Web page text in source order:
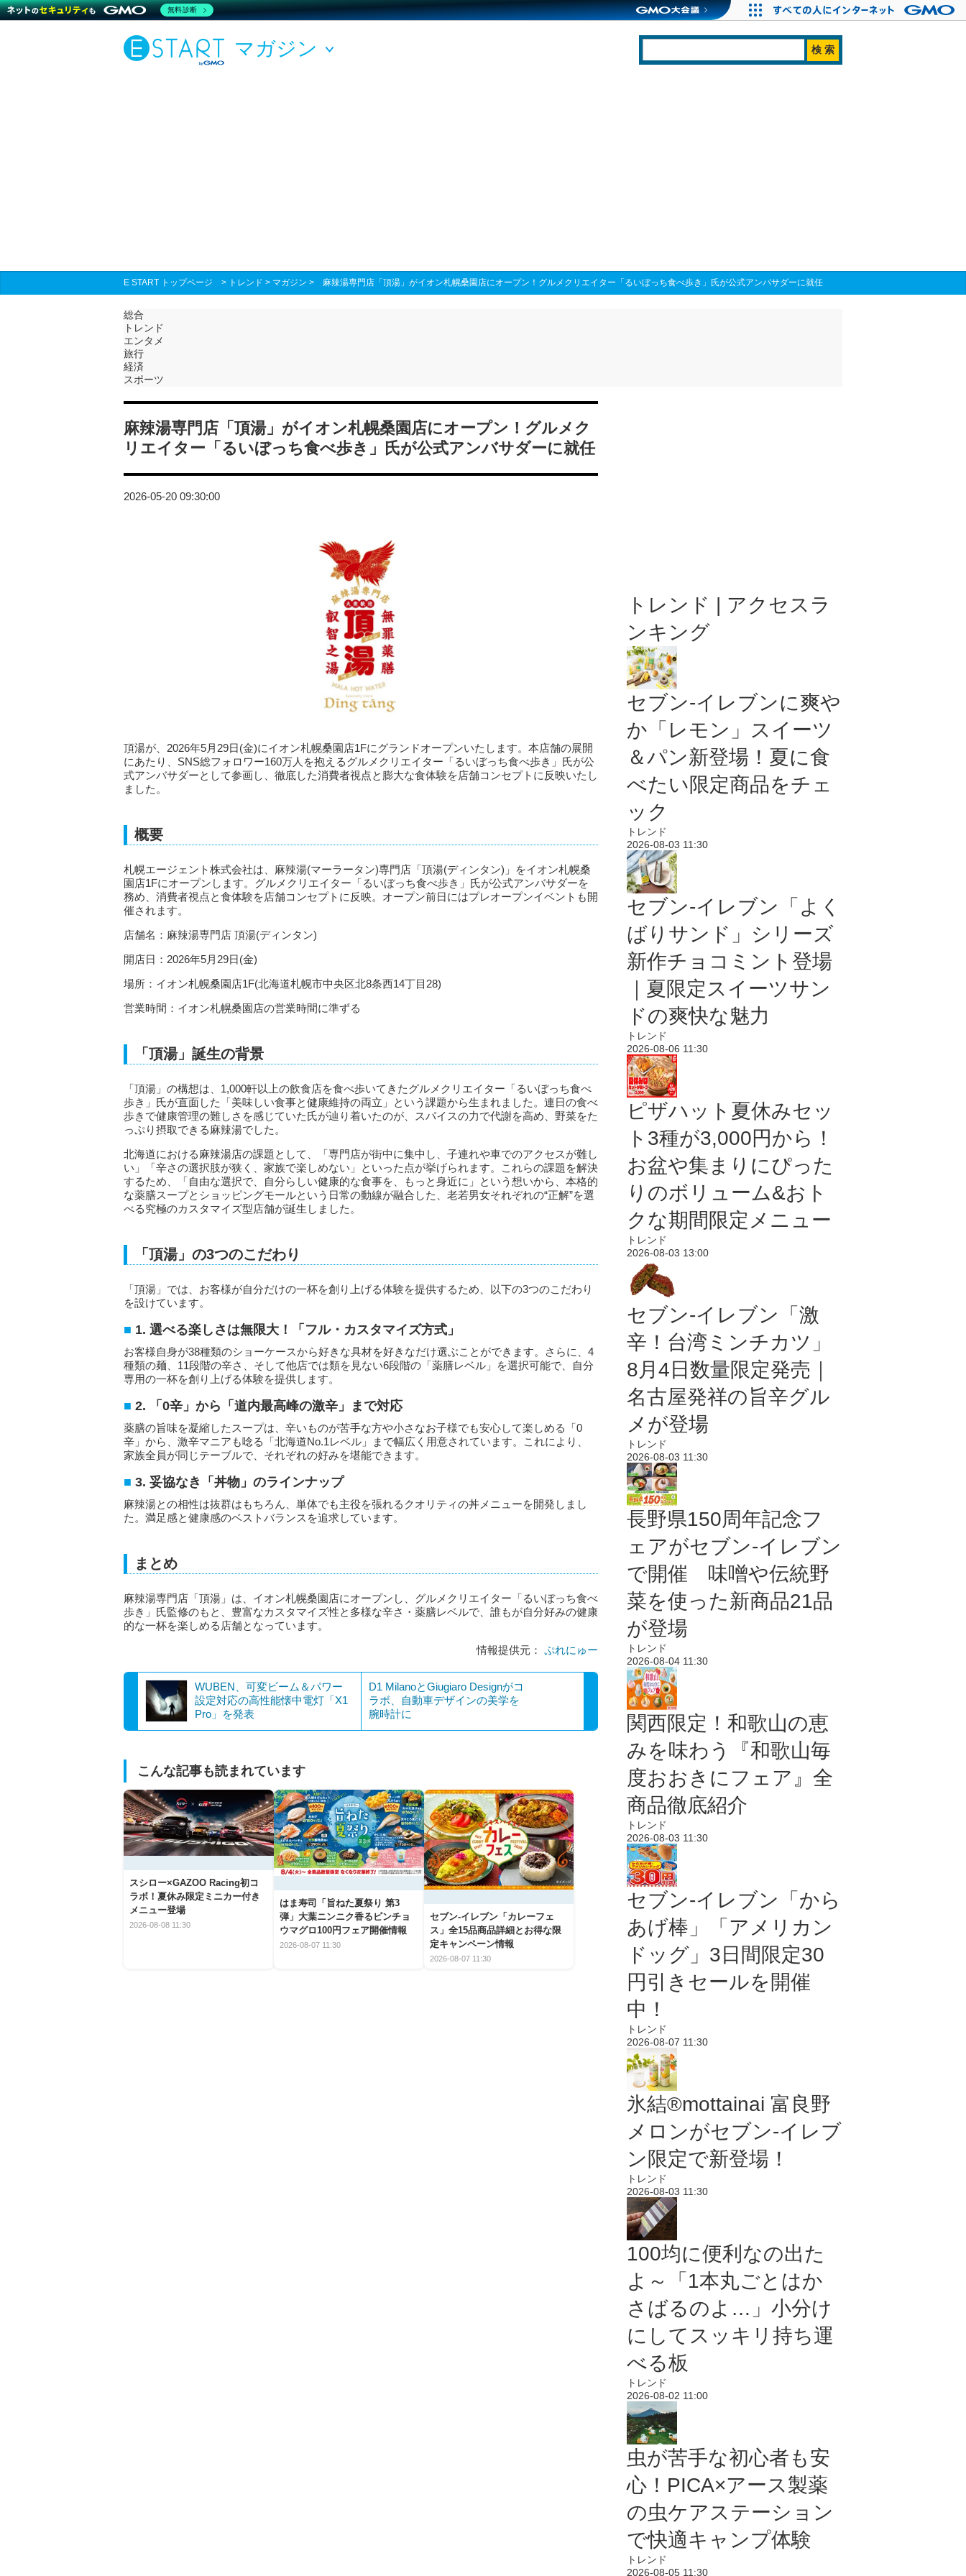
マガジン
E START トップページ > トレンド > マガジン > 麻辣湯専門店「頂湯」がイオン札幌桑園店にオープン！グルメクリエイター「るいぼっち食べ歩き」氏が公式アンバサダーに就任
総合
トレンド
エンタメ
旅行
経済
スポーツ
麻辣湯専門店「頂湯」がイオン札幌桑園店にオープン！グルメク
リエイター「るいぼっち食べ歩き」氏が公式アンバサダーに就任
2026-05-20 09:30:00
頂湯が、2026年5月29日(金)にイオン札幌桑園店1Fにグランドオープンいたします。本店舗の展開
にあたり、SNS総フォロワー160万人を抱えるグルメクリエイター「るいぼっち食べ歩き」氏が公
式アンバサダーとして参画し、徹底した消費者視点と膨大な食体験を店舗コンセプトに反映いたし
ました。
概要
札幌エージェント株式会社は、麻辣湯(マーラータン)専門店「頂湯(ディンタン)」をイオン札幌桑
園店1Fにオープンします。グルメクリエイター「るいぼっち食べ歩き」氏が公式アンバサダーを
務め、消費者視点と食体験を店舗コンセプトに反映。オープン前日にはプレオープンイベントも開
催されます。
店舗名：麻辣湯専門店 頂湯(ディンタン)
開店日：2026年5月29日(金)
場所：イオン札幌桑園店1F(北海道札幌市中央区北8条西14丁目28)
営業時間：イオン札幌桑園店の営業時間に準ずる
「頂湯」誕生の背景
「頂湯」の構想は、1,000軒以上の飲食店を食べ歩いてきたグルメクリエイター「るいぼっち食べ
歩き」氏が直面した「美味しい食事と健康維持の両立」という課題から生まれました。連日の食べ
歩きで健康管理の難しさを感じていた氏が辿り着いたのが、スパイスの力で代謝を高め、野菜をた
っぷり摂取できる麻辣湯でした。
北海道における麻辣湯店の課題として、「専門店が街中に集中し、子連れや車でのアクセスが難し
い」「辛さの選択肢が狭く、家族で楽しめない」といった点が挙げられます。これらの課題を解決
するため、「自由な選択で、自分らしい健康的な食事を、もっと身近に」という想いから、本格的
な薬膳スープとショッピングモールという日常の動線が融合した、老若男女それぞれの“正解”を選
べる究極のカスタマイズ型店舗が誕生しました。
「頂湯」の3つのこだわり
「頂湯」では、お客様が自分だけの一杯を創り上げる体験を提供するため、以下の3つのこだわり
を設けています。
1. 選べる楽しさは無限大！「フル・カスタマイズ方式」
お客様自身が38種類のショーケースから好きな具材を好きなだけ選ぶことができます。さらに、4
種類の麺、11段階の辛さ、そして他店では類を見ない6段階の「薬膳レベル」を選択可能で、自分
専用の一杯を創り上げる体験を提供します。
2. 「0辛」から「道内最高峰の激辛」まで対応
薬膳の旨味を凝縮したスープは、辛いものが苦手な方や小さなお子様でも安心して楽しめる「0
辛」から、激辛マニアも唸る「北海道No.1レベル」まで幅広く用意されています。これにより、
家族全員が同じテーブルで、それぞれの好みを堪能できます。
3. 妥協なき「丼物」のラインナップ
麻辣湯との相性は抜群はもちろん、単体でも主役を張れるクオリティの丼メニューを開発しまし
た。満足感と健康感のベストバランスを追求しています。
まとめ
麻辣湯専門店「頂湯」は、イオン札幌桑園店にオープンし、グルメクリエイター「るいぼっち食べ
歩き」氏監修のもと、豊富なカスタマイズ性と多様な辛さ・薬膳レベルで、誰もが自分好みの健康
的な一杯を楽しめる店舗となっています。
情報提供元： ぷれにゅー
WUBEN、可変ビーム＆パワー
設定対応の高性能懐中電灯「X1
Pro」を発表
D1 MilanoとGiugiaro Designがコ
ラボ、自動車デザインの美学を
腕時計に
こんな記事も読まれています
スシロー×GAZOO Racing初コ
ラボ！夏休み限定ミニカー付き
メニュー登場
2026-08-08 11:30
はま寿司「旨ねた夏祭り 第3
弾」大葉ニンニク香るビンチョ
ウマグロ100円フェア開催情報
2026-08-07 11:30
セブン‐イレブン「カレーフェ
ス」全15品商品詳細とお得な限
定キャンペーン情報
2026-08-07 11:30
トレンド | アクセスラ
ンキング
セブン‐イレブンに爽や
か「レモン」スイーツ
＆パン新登場！夏に食
べたい限定商品をチェ
ック
トレンド
2026-08-03 11:30
セブン‐イレブン「よく
ばりサンド」シリーズ
新作チョコミント登場
｜夏限定スイーツサン
ドの爽快な魅力
トレンド
2026-08-06 11:30
ピザハット夏休みセッ
ト3種が3,000円から！
お盆や集まりにぴった
りのボリューム&おト
クな期間限定メニュー
トレンド
2026-08-03 13:00
セブン-イレブン「激
辛！台湾ミンチカツ」
8月4日数量限定発売｜
名古屋発祥の旨辛グル
メが登場
トレンド
2026-08-03 11:30
長野県150周年記念フ
ェアがセブン-イレブン
で開催 味噌や伝統野
菜を使った新商品21品
が登場
トレンド
2026-08-04 11:30
関西限定！和歌山の恵
みを味わう『和歌山毎
度おおきにフェア』全
商品徹底紹介
トレンド
2026-08-03 11:30
セブン‐イレブン「から
あげ棒」「アメリカン
ドッグ」3日間限定30
円引きセールを開催
中！
トレンド
2026-08-07 11:30
氷結®mottainai 富良野
メロンがセブン‐イレブ
ン限定で新登場！
トレンド
2026-08-03 11:30
100均に便利なの出た
よ～「1本丸ごとはか
さばるのよ…」小分け
にしてスッキリ持ち運
べる板
トレンド
2026-08-02 11:00
虫が苦手な初心者も安
心！PICA×アース製薬
の虫ケアステーション
で快適キャンプ体験
トレンド
2026-08-05 11:30
無料診断